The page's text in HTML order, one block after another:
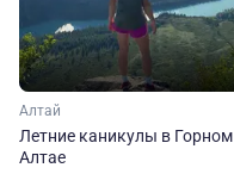
Алтай
Летние каникулы в Горном
Алтае